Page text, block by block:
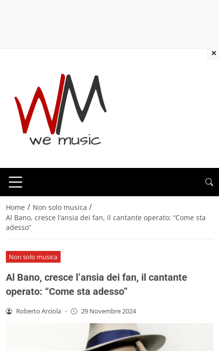
Home / Non solo musica /
Al Bano, cresce l’ansia dei fan, il cantante operato: “Come sta
adesso”
Non solo musica
Al Bano, cresce l’ansia dei fan, il cantante
operato: “Come sta adesso”
Roberto Arciola - 29 Novembre 2024
×